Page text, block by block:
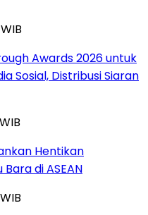
Awards 2026 untuk
Sosial, Distribusi Siaran
Hentikan
di ASEAN